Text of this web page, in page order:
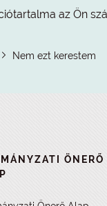
az Ön
Nem ezt kerestem
ÖNERŐ